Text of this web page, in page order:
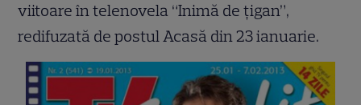
viitoare în telenovela “Inimă de ţigan”,
redifuzată de postul Acasă din 23 ianuarie.